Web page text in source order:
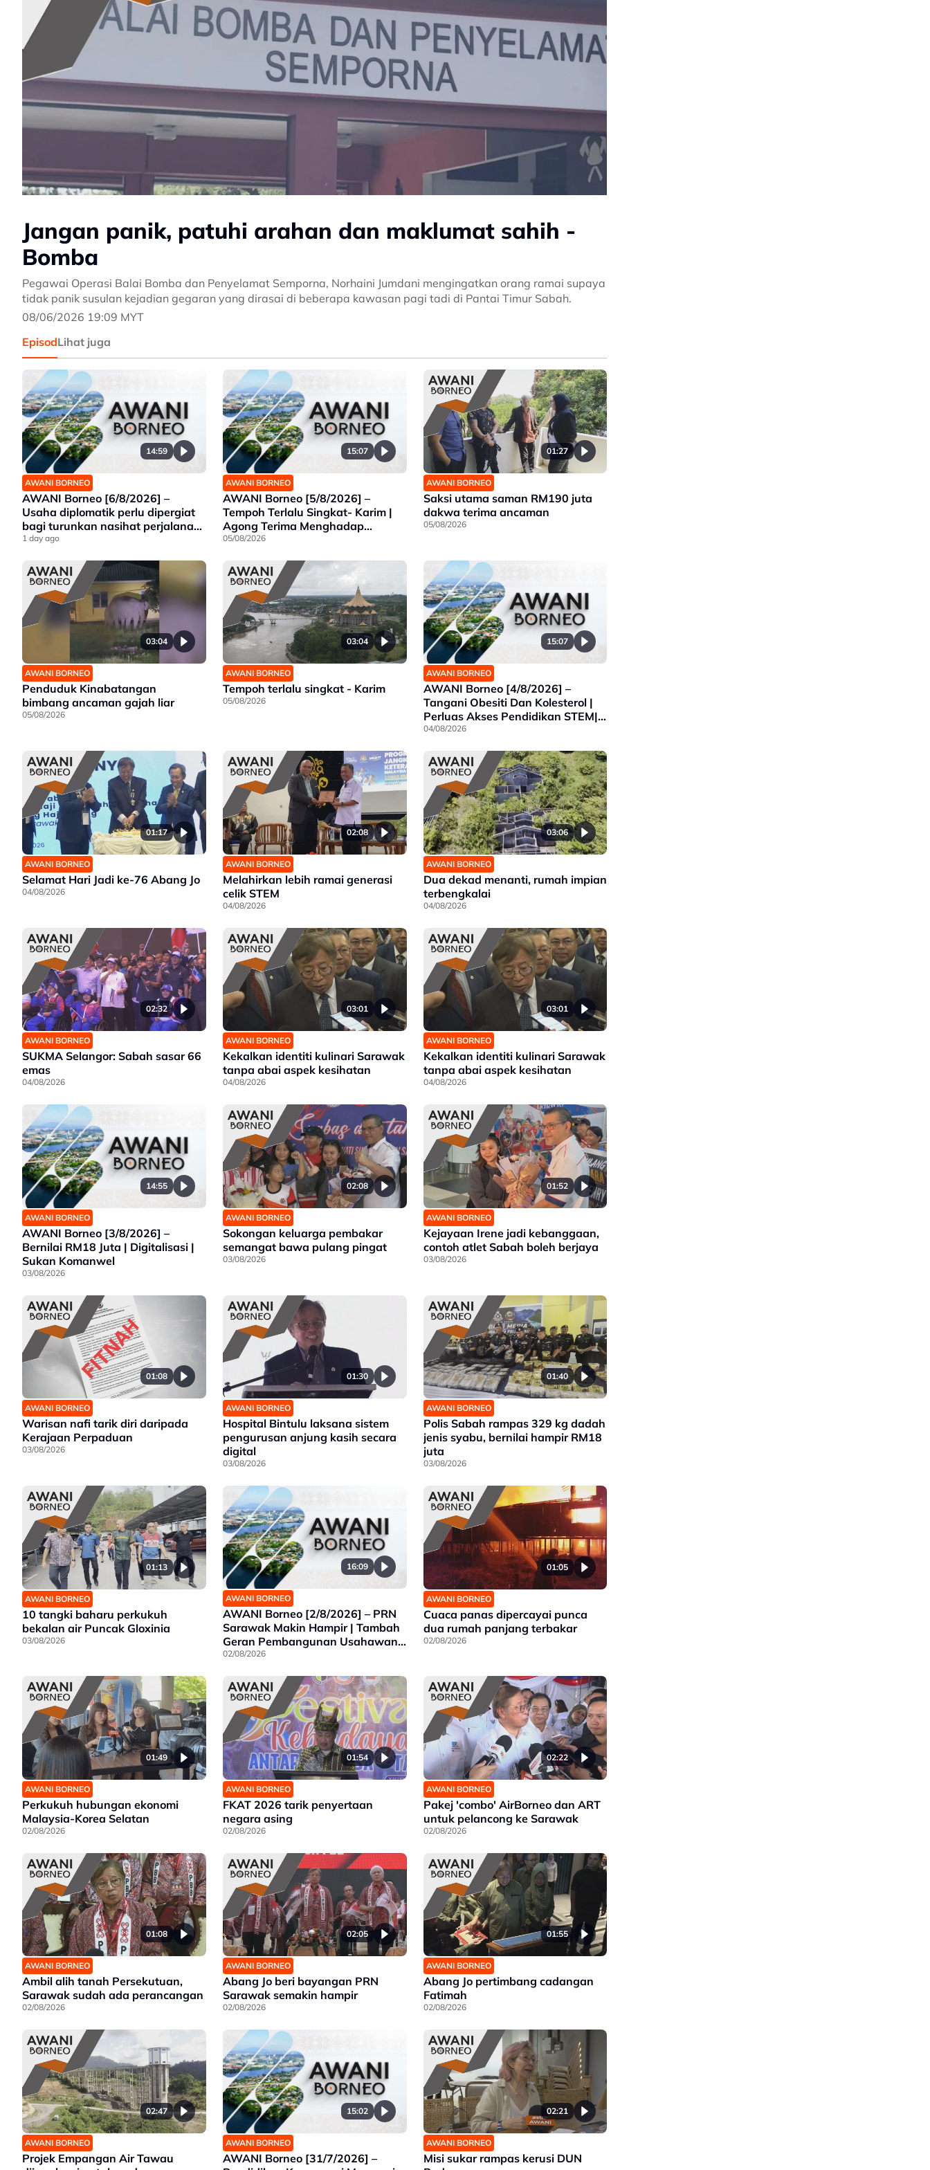
Jangan panik, patuhi arahan dan maklumat sahih -
Bomba
Pegawai Operasi Balai Bomba dan Penyelamat Semporna, Norhaini Jumdani mengingatkan orang ramai supaya
tidak panik susulan kejadian gegaran yang dirasai di beberapa kawasan pagi tadi di Pantai Timur Sabah.
08/06/2026 19:09 MYT
EpisodLihat juga
14:59
AWANI BORNEO
AWANI Borneo [6/8/2026] –
Usaha diplomatik perlu dipergiat
bagi turunkan nasihat perjalanan
ke ESSZONE – Hajiji | Politeknik
keperluan industri Sabah |
Jawatankuasa khas ditubuh
perkasa usaha beli produk
tempatan
1 day ago
15:07
AWANI BORNEO
AWANI Borneo [5/8/2026] –
Tempoh Terlalu Singkat- Karim |
Agong Terima Menghadap
Premier Sarawak | Ancaman
05/08/2026
01:27
AWANI BORNEO
Saksi utama saman RM190 juta
dakwa terima ancaman
05/08/2026
03:04
AWANI BORNEO
Penduduk Kinabatangan
bimbang ancaman gajah liar
05/08/2026
03:04
AWANI BORNEO
Tempoh terlalu singkat - Karim
05/08/2026
15:07
AWANI BORNEO
AWANI Borneo [4/8/2026] –
Tangani Obesiti Dan Kolesterol |
Perluas Akses Pendidikan STEM|
Sabah Intai Juara SUKMA
04/08/2026
01:17
AWANI BORNEO
Selamat Hari Jadi ke-76 Abang Jo
04/08/2026
02:08
AWANI BORNEO
Melahirkan lebih ramai generasi
celik STEM
04/08/2026
03:06
AWANI BORNEO
Dua dekad menanti, rumah impian
terbengkalai
04/08/2026
02:32
AWANI BORNEO
SUKMA Selangor: Sabah sasar 66
emas
04/08/2026
03:01
AWANI BORNEO
Kekalkan identiti kulinari Sarawak
tanpa abai aspek kesihatan
04/08/2026
03:01
AWANI BORNEO
Kekalkan identiti kulinari Sarawak
tanpa abai aspek kesihatan
04/08/2026
14:55
AWANI BORNEO
AWANI Borneo [3/8/2026] –
Bernilai RM18 Juta | Digitalisasi |
Sukan Komanwel
03/08/2026
02:08
AWANI BORNEO
Sokongan keluarga pembakar
semangat bawa pulang pingat
03/08/2026
01:52
AWANI BORNEO
Kejayaan Irene jadi kebanggaan,
contoh atlet Sabah boleh berjaya
03/08/2026
01:08
AWANI BORNEO
Warisan nafi tarik diri daripada
Kerajaan Perpaduan
03/08/2026
01:30
AWANI BORNEO
Hospital Bintulu laksana sistem
pengurusan anjung kasih secara
digital
03/08/2026
01:40
AWANI BORNEO
Polis Sabah rampas 329 kg dadah
jenis syabu, bernilai hampir RM18
juta
03/08/2026
01:13
AWANI BORNEO
10 tangki baharu perkukuh
bekalan air Puncak Gloxinia
03/08/2026
16:09
AWANI BORNEO
AWANI Borneo [2/8/2026] – PRN
Sarawak Makin Hampir | Tambah
Geran Pembangunan Usahawan
Wanita | Projek Empangan Air
02/08/2026
01:05
AWANI BORNEO
Cuaca panas dipercayai punca
dua rumah panjang terbakar
02/08/2026
01:49
AWANI BORNEO
Perkukuh hubungan ekonomi
Malaysia-Korea Selatan
02/08/2026
01:54
AWANI BORNEO
FKAT 2026 tarik penyertaan
negara asing
02/08/2026
02:22
AWANI BORNEO
Pakej 'combo' AirBorneo dan ART
untuk pelancong ke Sarawak
02/08/2026
01:08
AWANI BORNEO
Ambil alih tanah Persekutuan,
Sarawak sudah ada perancangan
02/08/2026
02:05
AWANI BORNEO
Abang Jo beri bayangan PRN
Sarawak semakin hampir
02/08/2026
01:55
AWANI BORNEO
Abang Jo pertimbang cadangan
Fatimah
02/08/2026
02:47
AWANI BORNEO
Projek Empangan Air Tawau
15:02
AWANI BORNEO
AWANI Borneo [31/7/2026] –
02:21
AWANI BORNEO
Misi sukar rampas kerusi DUN